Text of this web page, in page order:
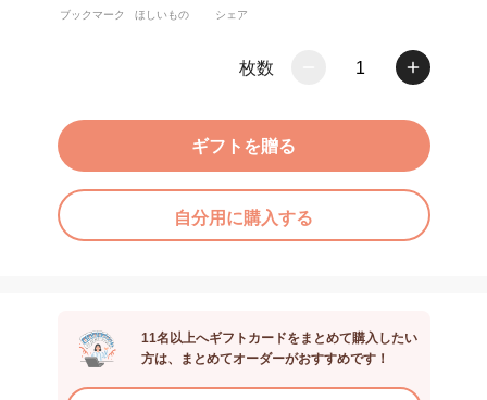
ブックマーク ほしいもの シェア
枚数 1
ギフトを贈る
自分用に購入する
11名以上へギフトカードをまとめて購入したい
方は、まとめてオーダーがおすすめです！